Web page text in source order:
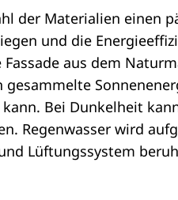
der Materialien einen
und die
aus dem
Bei Dunkelheit
Regenwasser wird
Lüftungssystem